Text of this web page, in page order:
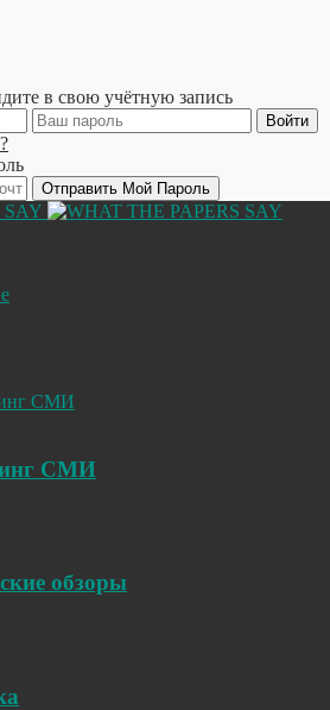
в свою учётную запись
СМИ
обзоры